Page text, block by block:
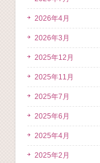
2026年4月
2026年3月
2025年12月
2025年11月
2025年7月
2025年6月
2025年4月
2025年2月